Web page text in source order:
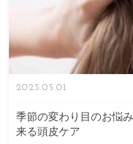
季節の変わり目のお悩
来る頭皮ケア
2023.05.01